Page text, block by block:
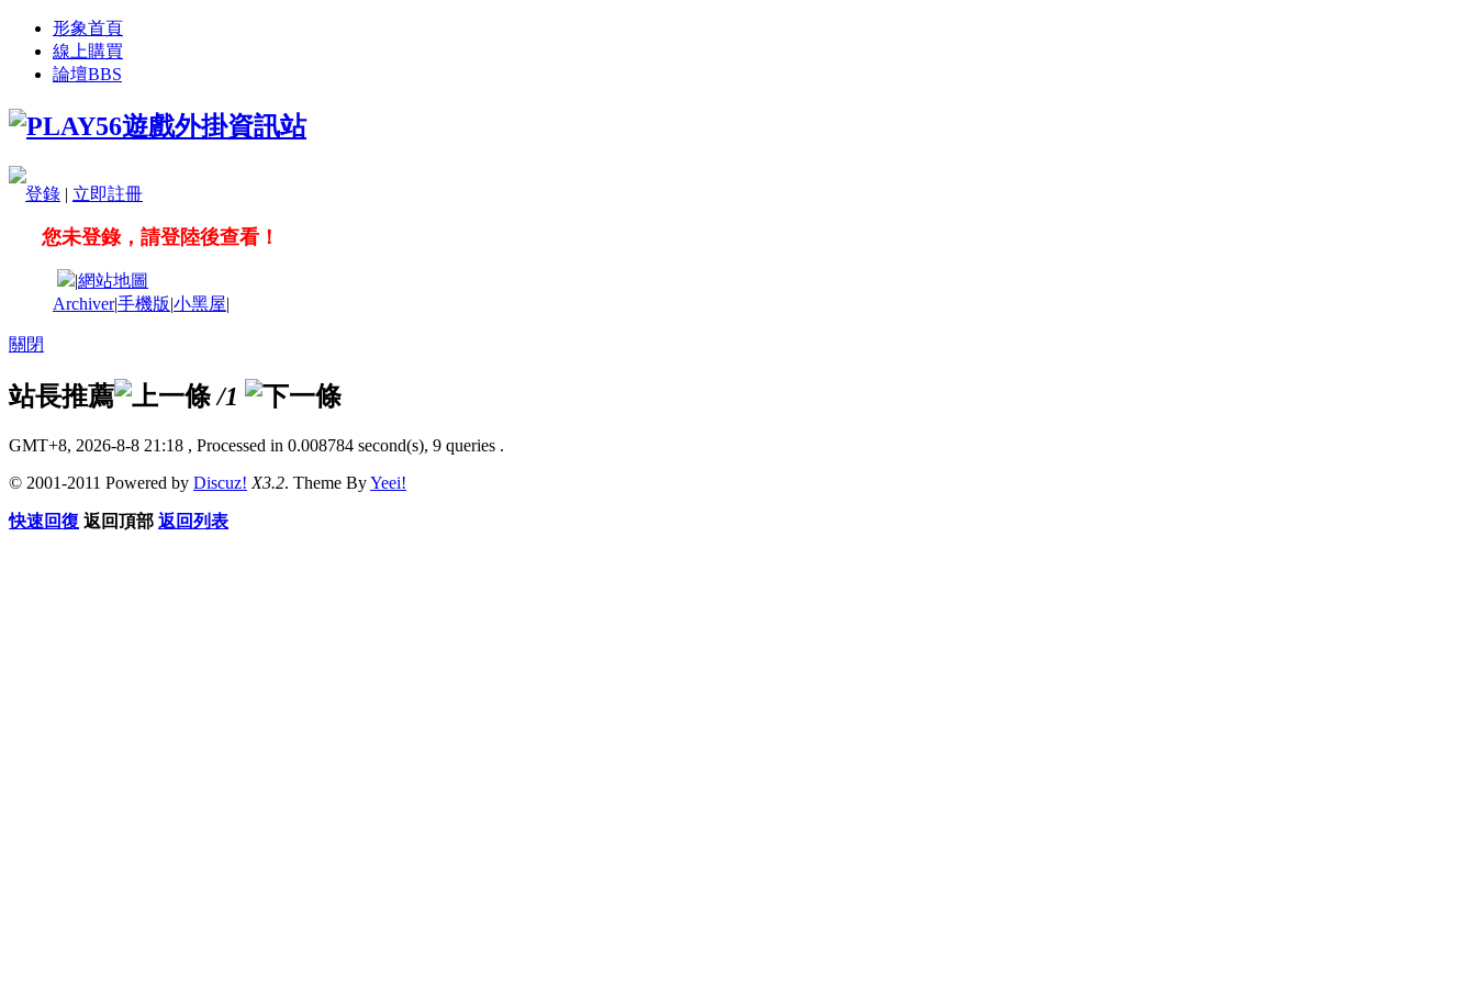
形象首頁
線上購買
論壇BBS
登錄 | 立即註冊
您未登錄，請登陸後查看！
|網站地圖
Archiver|手機版|小黑屋|
關閉
站長推薦 /1
GMT+8, 2026-8-8 21:18 , Processed in 0.008784 second(s), 9 queries .
© 2001-2011 Powered by Discuz! X3.2. Theme ByYeei!
快速回復 返回頂部 返回列表